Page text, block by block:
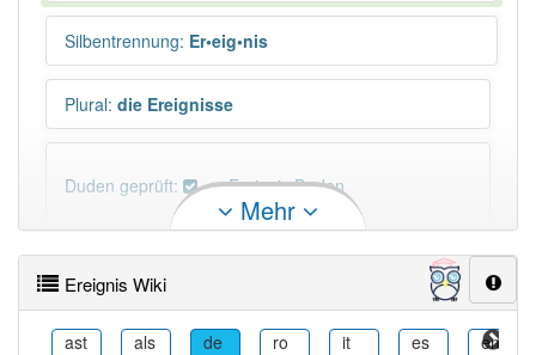
Silbentrennung: Er•eig•nis
Plural: die Ereignisse
Duden geprüft: Ereignis Duden
×
Wörter, die mit "-nis" enden, haben fast immer
Artikel:das.
Mehr
Ereignis Wiki
ast als de ro it es en